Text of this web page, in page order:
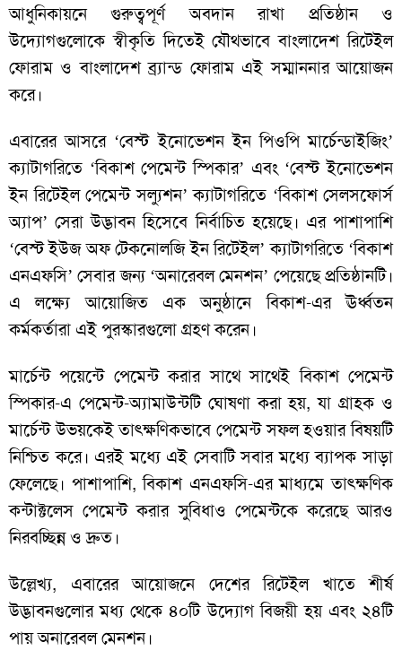
আধুনিকায়নে গুরুত্বপূর্ণ অবদান রাখা প্রতিষ্ঠান ও
উদ্যোগগুলোকে স্বীকৃতি দিতেই যৌথভাবে বাংলাদেশ রিটেইল
ফোরাম ও বাংলাদেশ ব্র্যান্ড ফোরাম এই সম্মাননার আয়োজন
করে।
এবারের আসরে ‘বেস্ট ইনোভেশন ইন পিওপি মার্চেন্ডাইজিং’
ক্যাটাগরিতে ‘বিকাশ পেমেন্ট স্পিকার’ এবং ‘বেস্ট ইনোভেশন
ইন রিটেইল পেমেন্ট সল্যুশন’ ক্যাটাগরিতে ‘বিকাশ সেলসফোর্স
অ্যাপ’ সেরা উদ্ভাবন হিসেবে নির্বাচিত হয়েছে। এর পাশাপাশি
‘বেস্ট ইউজ অফ টেকনোলজি ইন রিটেইল’ ক্যাটাগরিতে ‘বিকাশ
এনএফসি’ সেবার জন্য ‘অনারেবল মেনশন’ পেয়েছে প্রতিষ্ঠানটি।
এ লক্ষ্যে আয়োজিত এক অনুষ্ঠানে বিকাশ-এর ঊর্ধ্বতন
কর্মকর্তারা এই পুরস্কারগুলো গ্রহণ করেন।
মার্চেন্ট পয়েন্টে পেমেন্ট করার সাথে সাথেই বিকাশ পেমেন্ট
স্পিকার-এ পেমেন্ট-অ্যামাউন্টটি ঘোষণা করা হয়, যা গ্রাহক ও
মার্চেন্ট উভয়কেই তাৎক্ষণিকভাবে পেমেন্ট সফল হওয়ার বিষয়টি
নিশ্চিত করে। এরই মধ্যে এই সেবাটি সবার মধ্যে ব্যাপক সাড়া
ফেলেছে। পাশাপাশি, বিকাশ এনএফসি-এর মাধ্যমে তাৎক্ষণিক
কন্টাক্টলেস পেমেন্ট করার সুবিধাও পেমেন্টকে করেছে আরও
নিরবচ্ছিন্ন ও দ্রুত।
উল্লেখ্য, এবারের আয়োজনে দেশের রিটেইল খাতে শীর্ষ
উদ্ভাবনগুলোর মধ্য থেকে ৪০টি উদ্যোগ বিজয়ী হয় এবং ২৪টি
পায় অনারেবল মেনশন।